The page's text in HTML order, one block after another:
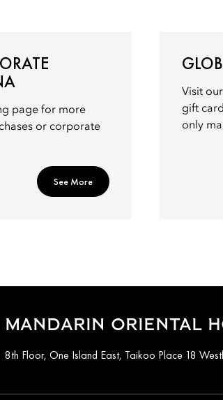
page for more
or corporate
See More
Visit
gift
only
MANDARIN ORIENTAL
8th Floor, One Island East, Taikoo Place 18